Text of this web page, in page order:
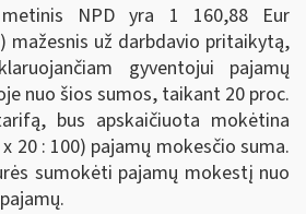
metinis NPD yra 1 160,88 Eur
mažesnis už darbdavio pritaikytą,
gyventojui pajamų
nuo šios sumos, taikant 20 proc.
bus apskaičiuota mokėtina
20 : 100) pajamų mokesčio suma.
sumokėti pajamų mokestį nuo